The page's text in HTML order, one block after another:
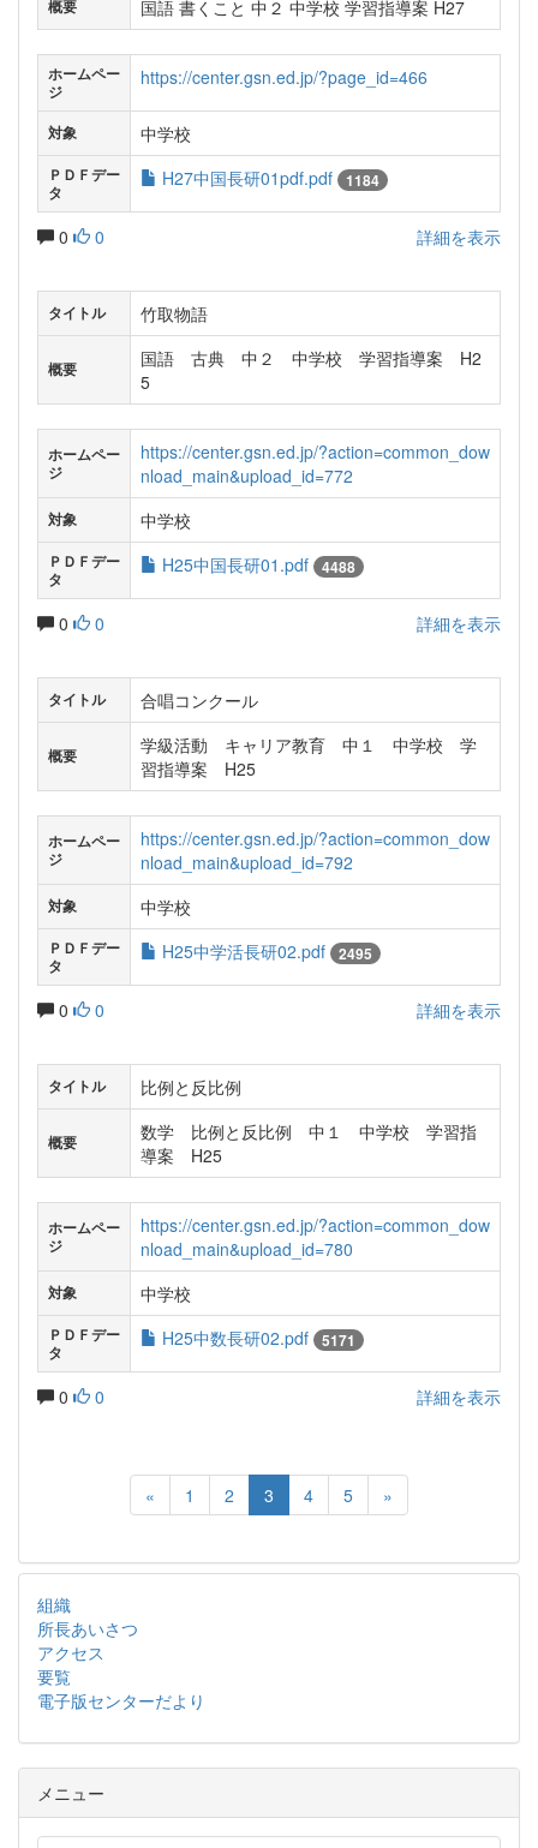
概要 国語 書くこと 中２ 中学校 学習指導案 H27
ホームペー
ジ
https://center.gsn.ed.jp/?page_id=466
対象 中学校
ＰＤＦデー
タ
H27中国長研01pdf.pdf 1184
0 0 詳細を表示
タイトル 竹取物語
概要
国語 古典 中２ 中学校 学習指導案 H2
5
ホームペー
ジ
https://center.gsn.ed.jp/?action=common_dow
nload_main&upload_id=772
対象 中学校
ＰＤＦデー
タ
H25中国長研01.pdf 4488
0 0 詳細を表示
タイトル 合唱コンクール
概要
学級活動 キャリア教育 中１ 中学校 学
習指導案 H25
ホームペー
ジ
https://center.gsn.ed.jp/?action=common_dow
nload_main&upload_id=792
対象 中学校
ＰＤＦデー
タ
H25中学活長研02.pdf 2495
0 0 詳細を表示
タイトル 比例と反比例
概要
数学 比例と反比例 中１ 中学校 学習指
導案 H25
ホームペー
ジ
https://center.gsn.ed.jp/?action=common_dow
nload_main&upload_id=780
対象 中学校
ＰＤＦデー
タ
H25中数長研02.pdf 5171
0 0 詳細を表示
« 1 2 3 4 5 »
組織
所長あいさつ
アクセス
要覧
電子版センターだより
メニュー